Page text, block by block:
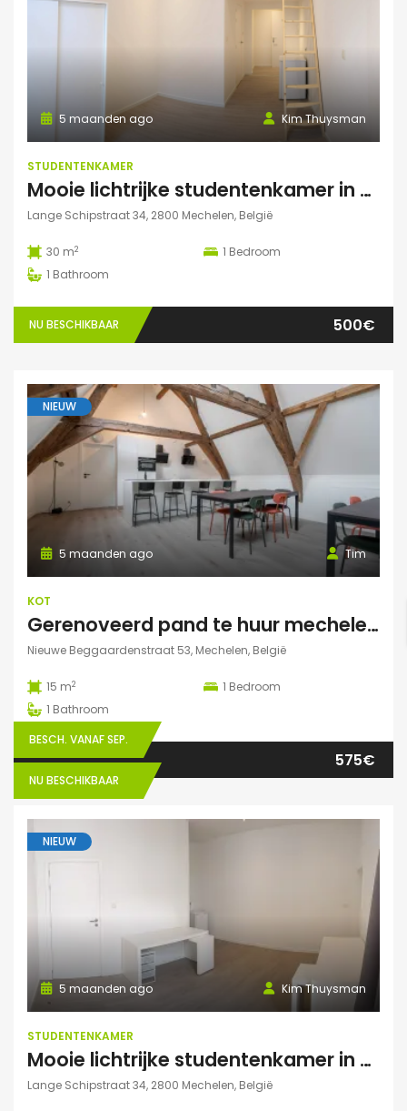
Kim Thuysman
5 maanden ago
STUDENTENKAMER
Mooie lichtrijke studentenkamer in hartje Mechelen! (te huur t.e.m. 31 augustus)
Lange Schipstraat 34, 2800 Mechelen, België
30 m2 1 Bedroom
1 Bathroom
NU BESCHIKBAAR 500€
NIEUW
Tim
5 maanden ago
KOT
Gerenoveerd pand te huur mechelen Nieuwe Beggaardenstr
Nieuwe Beggaardenstraat 53, Mechelen, België
15 m2 1 Bedroom
1 Bathroom
BESCH. VANAF SEP.
NU BESCHIKBAAR
575€
NIEUW
Kim Thuysman
5 maanden ago
STUDENTENKAMER
Mooie lichtrijke studentenkamer in hartje Mechelen! (46m2, 2 pers mogelijk)
Lange Schipstraat 34, 2800 Mechelen, België